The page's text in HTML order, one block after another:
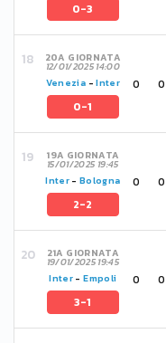
0-3
20A GIORNATA
12/01/2025 14:00
Venezia -Inter
0-1
0 0
19A GIORNATA
15/01/2025 19:45
Inter-Bologna
2-2
0 0
21A GIORNATA
19/01/2025 19:45
Inter -Empoli
3-1
0 0